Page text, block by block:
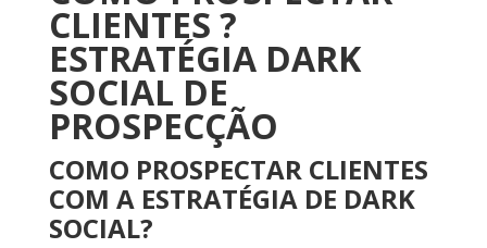
CLIENTES ?
ESTRATÉGIA DARK
SOCIAL DE
PROSPECÇÃO
COMO PROSPECTAR CLIENTES
COM A ESTRATÉGIA DE DARK
SOCIAL?